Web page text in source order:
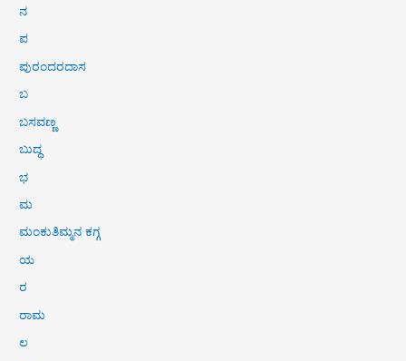
ನ
ಪ
ಪುರಂದರದಾಸ
ಬ
ಬಸವಣ್ಣ
ಬುದ್ಧ
ಭ
ಮ
ಮಂಕುತಿಮ್ಮನ ಕಗ್ಗ
ಯ
ರ
ರಾಮ
ಲ